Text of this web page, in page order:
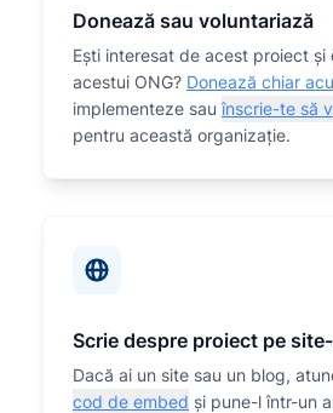
Donează sau voluntariază
Eşti interesat de acest proiect
acestui ONG? Donează chiar
implementeze sauînscrie-te să
pentru această organizaţie.
Scrie despre proiect pe
Dacă ai un site sau un blog,
cod de embed și pune-l într-un